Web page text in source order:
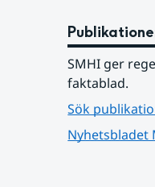
SMHI ger
faktablad.
Sök
Nyhetsbladet